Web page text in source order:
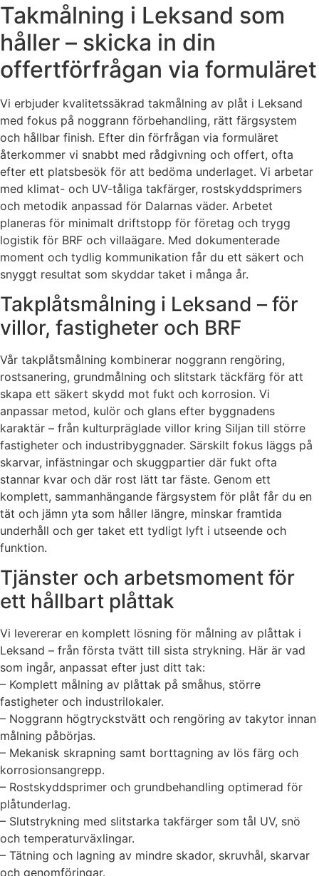
Takmålning i Leksand som
håller – skicka in din
offertförfrågan via formuläret
Vi erbjuder kvalitetssäkrad takmålning av plåt i Leksand
med fokus på noggrann förbehandling, rätt färgsystem
och hållbar finish. Efter din förfrågan via formuläret
återkommer vi snabbt med rådgivning och offert, ofta
efter ett platsbesök för att bedöma underlaget. Vi arbetar
med klimat- och UV-tåliga takfärger, rostskyddsprimers
och metodik anpassad för Dalarnas väder. Arbetet
planeras för minimalt driftstopp för företag och trygg
logistik för BRF och villaägare. Med dokumenterade
moment och tydlig kommunikation får du ett säkert och
snyggt resultat som skyddar taket i många år.
Takplåtsmålning i Leksand – för
villor, fastigheter och BRF
Vår takplåtsmålning kombinerar noggrann rengöring,
rostsanering, grundmålning och slitstark täckfärg för att
skapa ett säkert skydd mot fukt och korrosion. Vi
anpassar metod, kulör och glans efter byggnadens
karaktär – från kulturpräglade villor kring Siljan till större
fastigheter och industribyggnader. Särskilt fokus läggs på
skarvar, infästningar och skuggpartier där fukt ofta
stannar kvar och där rost lätt tar fäste. Genom ett
komplett, sammanhängande färgsystem för plåt får du en
tät och jämn yta som håller längre, minskar framtida
underhåll och ger taket ett tydligt lyft i utseende och
funktion.
Tjänster och arbetsmoment för
ett hållbart plåttak
Vi levererar en komplett lösning för målning av plåttak i
Leksand – från första tvätt till sista strykning. Här är vad
som ingår, anpassat efter just ditt tak:
– Komplett målning av plåttak på småhus, större
fastigheter och industrilokaler.
– Noggrann högtryckstvätt och rengöring av takytor innan
målning påbörjas.
– Mekanisk skrapning samt borttagning av lös färg och
korrosionsangrepp.
– Rostskyddsprimer och grundbehandling optimerad för
plåtunderlag.
– Slutstrykning med slitstarka takfärger som tål UV, snö
och temperaturväxlingar.
– Tätning och lagning av mindre skador, skruvhål, skarvar
och genomföringar.